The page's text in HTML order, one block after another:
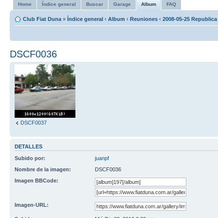
Home Índice general Buscar Garage Album FAQ
Club Fiat Duna » Índice general ‹ Album ‹ Reuniones ‹ 2008-05-25
DSCF0036
DSCF0037
DETALLES
Subido por:
juanpf
Nombre de la imagen:
DSCF0036
Imagen BBCode:
Imagen-URL: